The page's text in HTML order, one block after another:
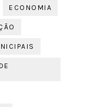
ECONOMIA